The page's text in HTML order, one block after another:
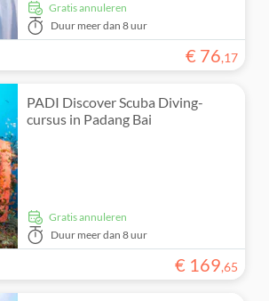
Gratis annuleren
Duur meer dan 8 uur
€ 76,17
PADI Discover Scuba Diving-
cursus in Padang Bai
Gratis annuleren
Duur meer dan 8 uur
€ 169,65